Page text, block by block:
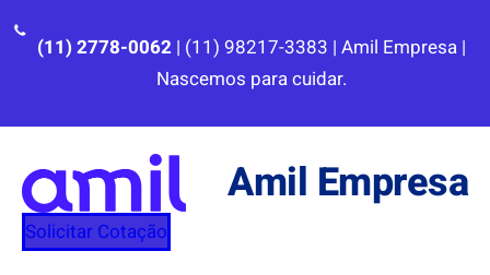
(11) 2778-0062 | (11) 98217-3383 | Amil Empresa |
Nascemos para cuidar.
Amil Empresa
Solicitar Cotação